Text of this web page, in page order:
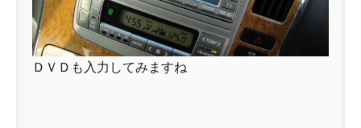
ＤＶＤも入力してみますね